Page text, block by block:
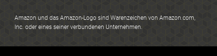
Amazon und das Amazon-Logo sind Warenzeichen von Amazon.com,
Inc. oder eines seiner verbundenen Unternehmen.